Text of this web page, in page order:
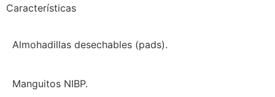
Características
Almohadillas desechables (pads).
Manguitos NIBP.